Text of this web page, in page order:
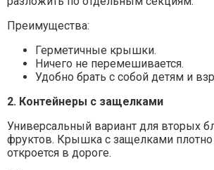
Преимущества:
Герметичные крышки.
Ничего не перемешивается.
Удобно брать с собой детям и
2. Контейнеры с защелками
Универсальный вариант для вторых
фруктов. Крышка с защелками плотно
откроется в дороге.